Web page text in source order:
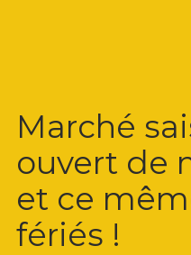
Marché
ouvert de
et ce
fériés !